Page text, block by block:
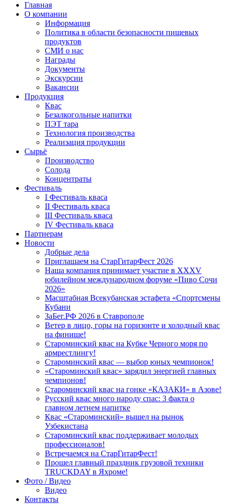
Главная
О компании
Информация
Политика в области безопасности пищевых
продуктов
СМИ о нас
Награды
Документы
Экскурсии
Вакансии
Продукция
Квас
Безалкогольные напитки
ПЭТ тара
Технология производства
Реализация продукции
Сырьё
Производство
Солода
Концентраты
Фестиваль
I Фестиваль кваса
II Фестиваль кваса
III Фестиваль кваса
IV Фестиваль кваса
Партнерам
Новости
Добрые дела
Приглашаем на СтарГитарФест 2026
Наша компания принимает участие в XXXV
юбилейном международном форуме «Пиво Сочи
2026»
Масштабная Всекубанская эстафета «Спортсмены
Кубани
ЗаБег.РФ 2026 в Ставрополе
Ветер в лицо, горы на горизонте и холодный квас
на финише!
Староминский квас на Кубке Черного моря по
армрестлингу!
Староминский квас — выбор юных чемпионок!
«Староминский квас» зарядил энергией главных
чемпионов!
Староминский квас на гонке «КАЗАКИ» в Азове!
Русский квас много народу спас: 3 факта о
главном летнем напитке
Квас «Староминский» вышел на рынок
Узбекистана
Староминский квас поддерживает молодых
профессионалов!
Встречаемся на СтарГитарФест!
Прошел главный праздник грузовой техники
TRUCKDAY в Яхроме!
Фото / Видео
Видео
Контакты